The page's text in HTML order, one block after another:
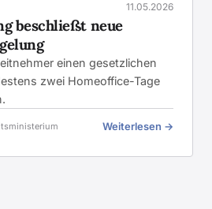
11.05.2026
beschließt neue
einen gesetzlichen
zwei Homeoffice-Tage
Weiterlesen →